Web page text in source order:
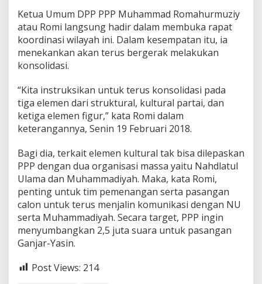
u
s
Y
a
s
Ketua Umum DPP PPP Muhammad Romahurmuziy
atau Romi langsung hadir dalam membuka rapat
koordinasi wilayah ini. Dalam kesempatan itu, ia
menekankan akan terus bergerak melakukan
konsolidasi.
“Kita instruksikan untuk terus konsolidasi pada
tiga elemen dari struktural, kultural partai, dan
ketiga elemen figur,” kata Romi dalam
keterangannya, Senin 19 Februari 2018.
Bagi dia, terkait elemen kultural tak bisa dilepaskan
PPP dengan dua organisasi massa yaitu Nahdlatul
Ulama dan Muhammadiyah. Maka, kata Romi,
penting untuk tim pemenangan serta pasangan
calon untuk terus menjalin komunikasi dengan NU
serta Muhammadiyah. Secara target, PPP ingin
menyumbangkan 2,5 juta suara untuk pasangan
Ganjar-Yasin.
Post Views: 214